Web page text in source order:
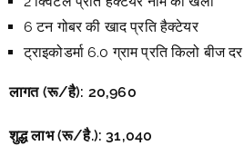
6 टन गोबर की खाद प्रति हैक्टेयर
ट्राइकोडर्मा 6.0 ग्राम प्रति किलो बीज दर
लागत (रू/है): 20,960
शुद्ध लाभ (रू/है.):31,040